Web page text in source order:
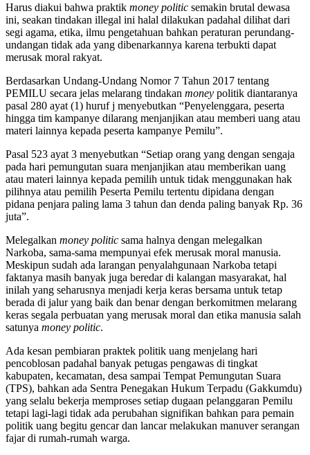
Harus diakui bahwa praktik money politic semakin brutal dewasa
ini, seakan tindakan illegal ini halal dilakukan padahal dilihat dari
segi agama, etika, ilmu pengetahuan bahkan peraturan perundang-
undangan tidak ada yang dibenarkannya karena terbukti dapat
merusak moral rakyat.
Berdasarkan Undang-Undang Nomor 7 Tahun 2017 tentang
PEMILU secara jelas melarang tindakan money politik diantaranya
pasal 280 ayat (1) huruf j menyebutkan “Penyelenggara, peserta
hingga tim kampanye dilarang menjanjikan atau memberi uang atau
materi lainnya kepada peserta kampanye Pemilu”.
Pasal 523 ayat 3 menyebutkan “Setiap orang yang dengan sengaja
pada hari pemungutan suara menjanjikan atau memberikan uang
atau materi lainnya kepada pemilih untuk tidak menggunakan hak
pilihnya atau pemilih Peserta Pemilu tertentu dipidana dengan
pidana penjara paling lama 3 tahun dan denda paling banyak Rp. 36
juta”.
Melegalkan money politic sama halnya dengan melegalkan
Narkoba, sama-sama mempunyai efek merusak moral manusia.
Meskipun sudah ada larangan penyalahgunaan Narkoba tetapi
faktanya masih banyak juga beredar di kalangan masyarakat, hal
inilah yang seharusnya menjadi kerja keras bersama untuk tetap
berada di jalur yang baik dan benar dengan berkomitmen melarang
keras segala perbuatan yang merusak moral dan etika manusia salah
satunya money politic.
Ada kesan pembiaran praktek politik uang menjelang hari
pencoblosan padahal banyak petugas pengawas di tingkat
kabupaten, kecamatan, desa sampai Tempat Pemungutan Suara
(TPS), bahkan ada Sentra Penegakan Hukum Terpadu (Gakkumdu)
yang selalu bekerja memproses setiap dugaan pelanggaran Pemilu
tetapi lagi-lagi tidak ada perubahan signifikan bahkan para pemain
politik uang begitu gencar dan lancar melakukan manuver serangan
fajar di rumah-rumah warga.